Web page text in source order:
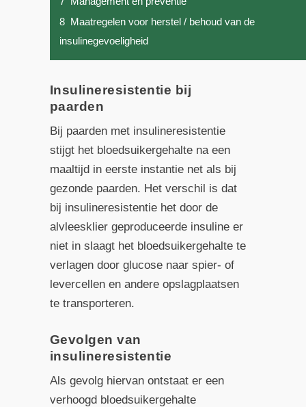
8 Maatregelen voor herstel / behoud van de
insulinegevoeligheid
Insulineresistentie bij
paarden
Bij paarden met insulineresistentie
stijgt het bloedsuikergehalte na een
maaltijd in eerste instantie net als bij
gezonde paarden. Het verschil is dat
bij insulineresistentie het door de
alvleesklier geproduceerde insuline er
niet in slaagt het bloedsuikergehalte te
verlagen door glucose naar spier- of
levercellen en andere opslagplaatsen
te transporteren.
Gevolgen van
insulineresistentie
Als gevolg hiervan ontstaat er een
verhoogd bloedsuikergehalte